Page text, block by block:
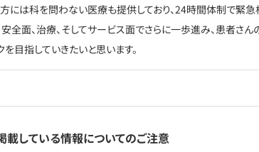
には科を問わない医療も提供しており、24時間体制で緊急
安全面、治療、そしてサービス面でさらに一歩進み、患者さ
を目指していきたいと思います。
載している情報についてのご注意